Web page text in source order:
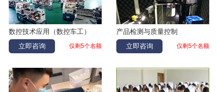
数控技术应用（数控车工）
立即咨询
仅剩5个名额
产品检测与质量控制
立即咨询
仅剩5个名额
郭彦婷 幼儿教育 辽宁大连
夏凯 数控 吉林延吉
赵丽爽
孙嘉阳
霍紫建 机器人 辽宁鞍山
王海垒 汽修 吉林白山